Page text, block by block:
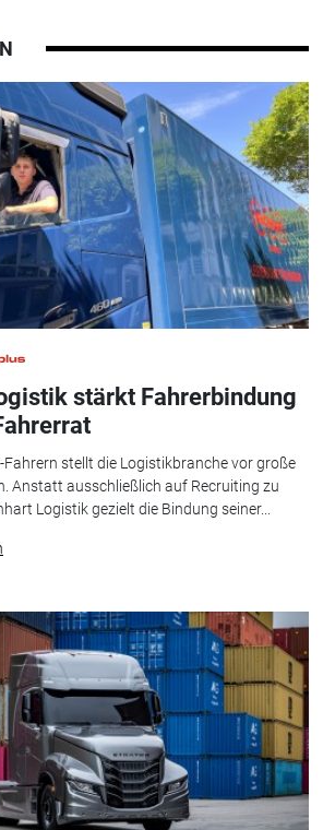
stärkt Fahrerbindung
Fahrern stellt die Logistikbranche vor große
Anstatt ausschließlich auf Recruiting zu
Logistik gezielt die Bindung seiner...